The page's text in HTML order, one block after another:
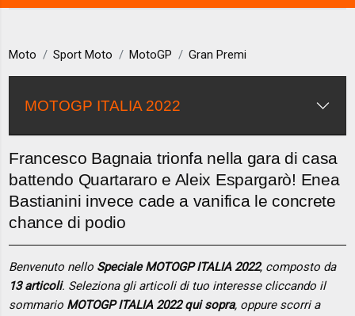
Moto Sport Moto MotoGP Gran Premi
MOTOGP ITALIA 2022
Francesco Bagnaia trionfa nella gara di casa
battendo Quartararo e Aleix Espargarò! Enea
Bastianini invece cade a vanifica le concrete
chance di podio
Benvenuto nello Speciale MOTOGP ITALIA 2022, composto da
13 articoli. Seleziona gli articoli di tuo interesse cliccando il
sommario MOTOGP ITALIA 2022 qui sopra, oppure scorri a